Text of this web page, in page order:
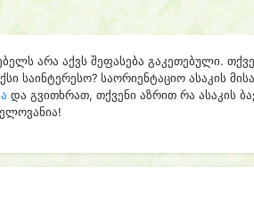
არა აქვს შეფასება გაკეთებული.
საინტერესო? საორიენტაციო ასაკის
და გვითხრათ, თქვენი აზრით რა ასაკის